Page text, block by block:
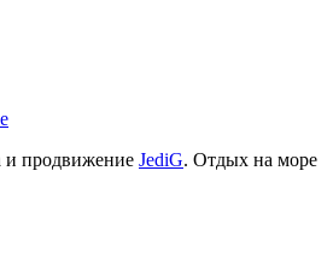
и продвижение JediG. Отдых на море